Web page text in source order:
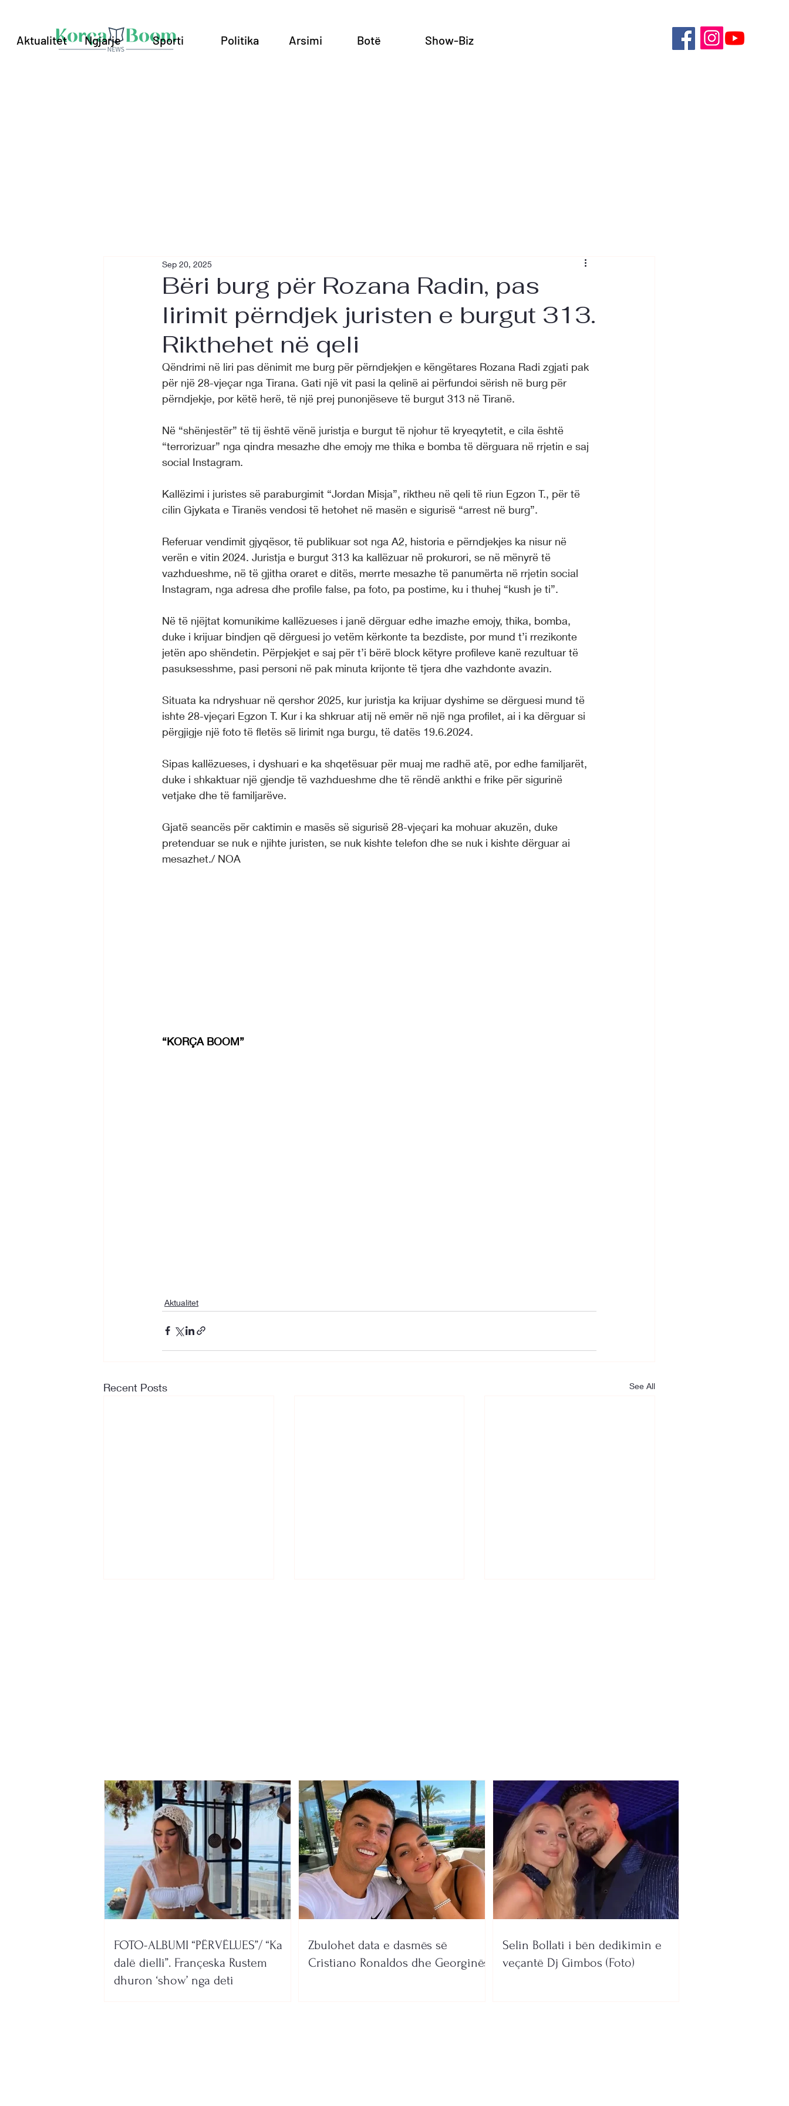
Aktualitet Ngjarje Sporti Politika Arsimi Botë Show-Biz
Bëri burg për Rozana Radin, pas
lirimit përndjek juristen e burgut 313.
Rikthehet në qeli
Sep 20, 2025
Qëndrimi në liri pas dënimit me burg për përndjekjen e këngëtares Rozana Radi zgjati pak
për një 28-vjeçar nga Tirana. Gati një vit pasi la qelinë ai përfundoi sërish në burg për
përndjekje, por këtë herë, të një prej punonjëseve të burgut 313 në Tiranë.
Në “shënjestër” të tij është vënë juristja e burgut të njohur të kryeqytetit, e cila është
“terrorizuar” nga qindra mesazhe dhe emojy me thika e bomba të dërguara në rrjetin e saj
social Instagram.
Kallëzimi i juristes së paraburgimit “Jordan Misja”, riktheu në qeli të riun Egzon T., për të
cilin Gjykata e Tiranës vendosi të hetohet në masën e sigurisë “arrest në burg”.
Referuar vendimit gjyqësor, të publikuar sot nga A2, historia e përndjekjes ka nisur në
verën e vitin 2024. Juristja e burgut 313 ka kallëzuar në prokurori, se në mënyrë të
vazhdueshme, në të gjitha oraret e ditës, merrte mesazhe të panumërta në rrjetin social
Instagram, nga adresa dhe profile false, pa foto, pa postime, ku i thuhej “kush je ti”.
Në të njëjtat komunikime kallëzueses i janë dërguar edhe imazhe emojy, thika, bomba,
duke i krijuar bindjen që dërguesi jo vetëm kërkonte ta bezdiste, por mund t’i rrezikonte
jetën apo shëndetin. Përpjekjet e saj për t’i bërë block këtyre profileve kanë rezultuar të
pasuksesshme, pasi personi në pak minuta krijonte të tjera dhe vazhdonte avazin.
Situata ka ndryshuar në qershor 2025, kur juristja ka krijuar dyshime se dërguesi mund të
ishte 28-vjeçari Egzon T. Kur i ka shkruar atij në emër në një nga profilet, ai i ka dërguar si
përgjigje një foto të fletës së lirimit nga burgu, të datës 19.6.2024.
Sipas kallëzueses, i dyshuari e ka shqetësuar për muaj me radhë atë, por edhe familjarët,
duke i shkaktuar një gjendje të vazhdueshme dhe të rëndë ankthi e frike për sigurinë
vetjake dhe të familjarëve.
Gjatë seancës për caktimin e masës së sigurisë 28-vjeçari ka mohuar akuzën, duke
pretenduar se nuk e njihte juristen, se nuk kishte telefon dhe se nuk i kishte dërguar ai
mesazhet./ NOA
“KORÇA BOOM”
Aktualitet
Recent Posts See All
FOTO-ALBUMI “PËRVËLUES”/ “Ka
dalë dielli”. Françeska Rustem
dhuron ‘show’ nga deti
Zbulohet data e dasmës së
Cristiano Ronaldos dhe Georginës
Selin Bollati i bën dedikimin e
veçantë Dj Gimbos (Foto)